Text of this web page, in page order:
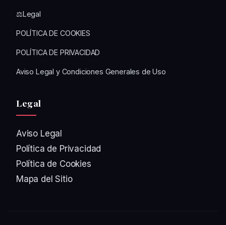
⚖️Legal
POLÍTICA DE COOKIES
POLÍTICA DE PRIVACIDAD
Aviso Legal y Condiciones Generales de Uso
Legal
Aviso Legal
Política de Privacidad
Política de Cookies
Mapa del Sitio